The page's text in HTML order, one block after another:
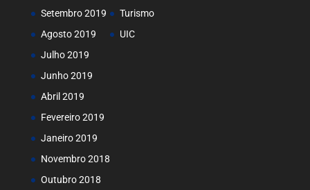
Setembro 2019
Agosto 2019
Julho 2019
Junho 2019
Abril 2019
Fevereiro 2019
Janeiro 2019
Novembro 2018
Outubro 2018
Turismo
UIC